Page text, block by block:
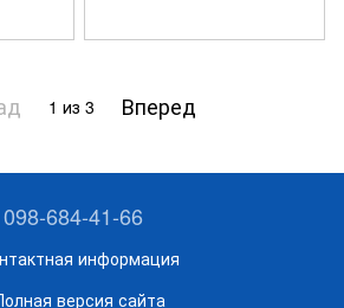
1 из 3 Вперед
098-684-41-66
информация
версия сайта